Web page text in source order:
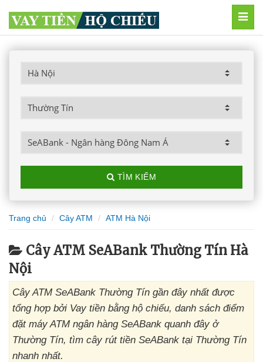
TÌM KIẾM
Trang chủ Cây ATM ATM Hà Nội
Cây ATM SeABank Thường Tín Hà
Nội
Cây ATM SeABank Thường Tín gần đây nhất được
tổng hợp bởi Vay tiền bằng hộ chiếu, danh sách điểm
đặt máy ATM ngân hàng SeABank quanh đây ở
Thường Tín, tìm cây rút tiền SeABank tại Thường Tín
nhanh nhất.